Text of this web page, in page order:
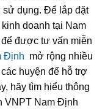
sử dụng. Để lắp đặt
doanh tại Nam
được tư vấn miễn
Định mở rộng nhiều
huyện để hỗ trợ
hãy tìm hiểu thông
VNPT Nam Định